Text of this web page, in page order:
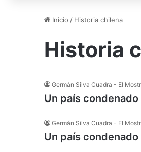
Inicio / Historia chilena
Historia
Germán Silva Cuadra - El
Un país
Germán Silva Cuadra - El
Un país